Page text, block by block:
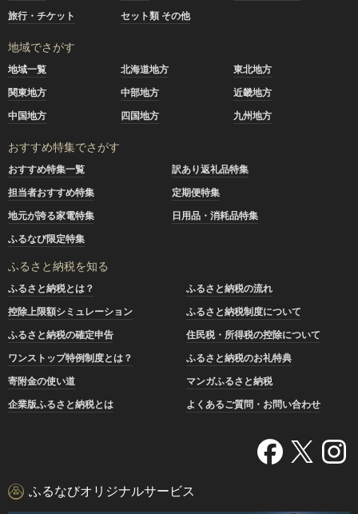
旅行・チケット
セット類 その他
地域でさがす
地域一覧 北海道地方
東北地方
関東地方
中部地方
近畿地方
中国地方
四国地方 九州地方
おすすめ特集でさがす
おすすめ特集一覧
訳あり返礼品特集
担当者おすすめ特集
定期便特集
地元が誇る家電特集
日用品・消耗品特集
ふるなび限定特集
ふるさと納税を知る
ふるさと納税とは？
ふるさと納税の流れ
控除上限額シミュレーション
ふるさと納税制度について
ふるさと納税の確定申告
住民税・所得税の控除について
ワンストップ特例制度とは？
ふるさと納税のお礼特典
寄附金の使い道
マンガふるさと納税
企業版ふるさと納税とは
よくあるご質問・お問い合わせ
ふるなびオリジナルサービス